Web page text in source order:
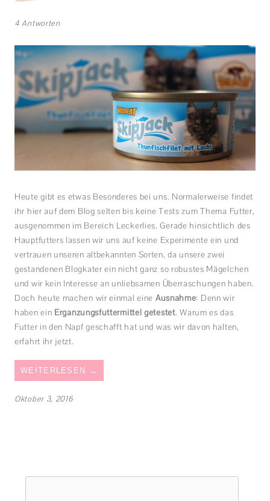
4 Antworten
Heute gibt es etwas Besonderes bei uns. Normalerweise findet
ihr hier auf dem Blog selten bis keine Tests zum Thema Futter,
ausgenommen im Bereich Leckerlies. Gerade hinsichtlich des
Hauptfutters lassen wir uns auf keine Experimente ein und
vertrauen unseren altbekannten Sorten, da unsere zwei
gestandenen Blogkater ein nicht ganz so robustes Mägelchen
und wir kein Interesse an unliebsamen Überraschungen haben.
Doch heute machen wir einmal eine Ausnahme: Denn wir
haben ein Ergänzungsfuttermittel getestet. Warum es das
Futter in den Napf geschafft hat und was wir davon halten,
erfahrt ihr jetzt.
WEITERLESEN →
Oktober 3, 2016
Suchen